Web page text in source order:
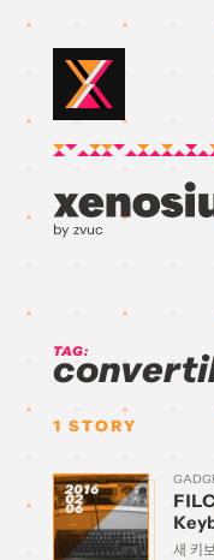
by zvuc
TAG:
1 STORY
2016
02
06
새 키